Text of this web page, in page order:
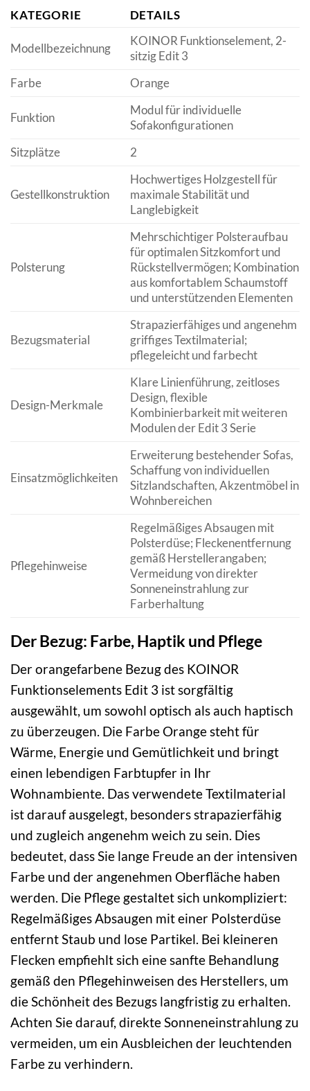
KATEGORIE DETAILS
Modellbezeichnung
KOINOR Funktionselement, 2-
sitzig Edit 3
Farbe
Orange
Funktion
Modul für individuelle
Sofakonfigurationen
Sitzplätze
2
Gestellkonstruktion
Hochwertiges Holzgestell für
maximale Stabilität und
Langlebigkeit
Polsterung
Mehrschichtiger Polsteraufbau
für optimalen Sitzkomfort und
Rückstellvermögen; Kombination
aus komfortablem Schaumstoff
und unterstützenden Elementen
Bezugsmaterial
Strapazierfähiges und angenehm
griffiges Textilmaterial;
pflegeleicht und farbecht
Design-Merkmale
Klare Linienführung, zeitloses
Design, flexible
Kombinierbarkeit mit weiteren
Modulen der Edit 3 Serie
Einsatzmöglichkeiten
Erweiterung bestehender Sofas,
Schaffung von individuellen
Sitzlandschaften, Akzentmöbel in
Wohnbereichen
Pflegehinweise
Regelmäßiges Absaugen mit
Polsterdüse; Fleckenentfernung
gemäß Herstellerangaben;
Vermeidung von direkter
Sonneneinstrahlung zur
Farberhaltung
Der Bezug: Farbe, Haptik und Pflege
Der orangefarbene Bezug des KOINOR
Funktionselements Edit 3 ist sorgfältig
ausgewählt, um sowohl optisch als auch haptisch
zu überzeugen. Die Farbe Orange steht für
Wärme, Energie und Gemütlichkeit und bringt
einen lebendigen Farbtupfer in Ihr
Wohnambiente. Das verwendete Textilmaterial
ist darauf ausgelegt, besonders strapazierfähig
und zugleich angenehm weich zu sein. Dies
bedeutet, dass Sie lange Freude an der intensiven
Farbe und der angenehmen Oberfläche haben
werden. Die Pflege gestaltet sich unkompliziert:
Regelmäßiges Absaugen mit einer Polsterdüse
entfernt Staub und lose Partikel. Bei kleineren
Flecken empfiehlt sich eine sanfte Behandlung
gemäß den Pflegehinweisen des Herstellers, um
die Schönheit des Bezugs langfristig zu erhalten.
Achten Sie darauf, direkte Sonneneinstrahlung zu
vermeiden, um ein Ausbleichen der leuchtenden
Farbe zu verhindern.